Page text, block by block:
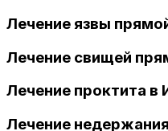
Лечение язвы
Лечение свищей
Лечение проктита в
Лечение